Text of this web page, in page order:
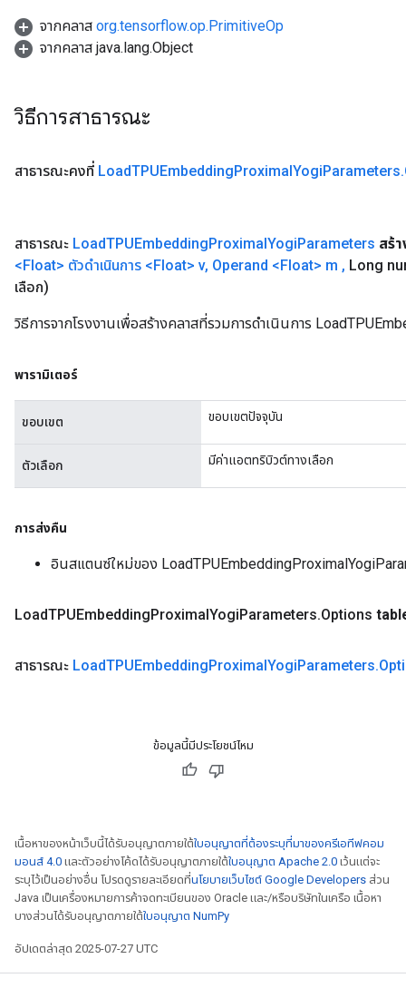
จากคลาส org.tensorflow.op.PrimitiveOp
จากคลาส java.lang.Object
วิธีการสาธารณะ
สาธารณะคงที่ LoadTPUEmbeddingProximalYogiParameters.
สาธารณะ LoadTPUEmbeddingProximalYogiParameters สร้า
<Float> ตัวดำเนินการ <Float> v, Operand <Float> m , Long
เลือก)
วิธีการจากโรงงานเพื่อสร้างคลาสที่รวมการดำเนินการ
พารามิเตอร์
ขอบเขต ขอบเขตปัจจุบัน
ตัวเลือก มีค่าแอตทริบิวต์ทางเลือก
การส่งคืน
อินสแตนซ์ใหม่ของ
LoadTPUEmbeddingProximalYogiParameters.Options
สาธารณะ LoadTPUEmbeddingProximalYogiParameters.
ข้อมูลนี้มีประโยชน์ไหม
เนื้อหาของหน้าเว็บนี้ได้รับอนุญาตภายใต้ใบอนุญาตที่ต้องระบุที่มาของครีเอทีฟคอม
มอนส์ 4.0 และตัวอย่างโค้ดได้รับอนุญาตภายใต้ใบอนุญาต Apache 2.0 เว้นแต่จะ
ระบุไว้เป็นอย่างอื่น โปรดดูรายละเอียดที่นโยบายเว็บไซต์ Google Developers ส่วน
Java เป็นเครื่องหมายการค้าจดทะเบียนของ Oracle และ/หรือบริษัทในเครือ เนื้อหา
บางส่วนได้รับอนุญาตภายใต้ใบอนุญาต NumPy
อัปเดตล่าสุด 2025-07-27 UTC